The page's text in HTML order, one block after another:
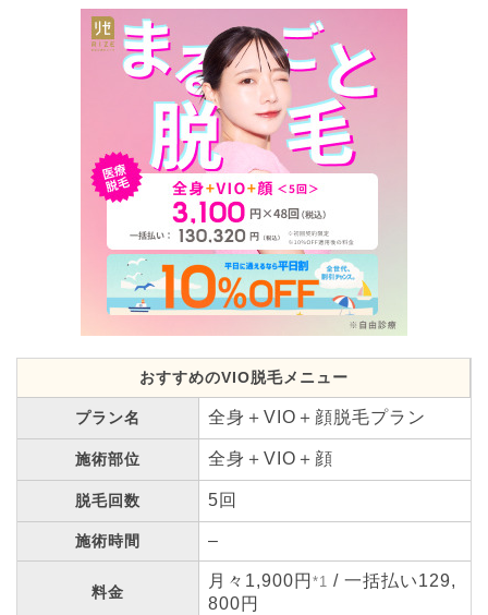
おすすめのVIO脱毛メニュー
プラン名 全身＋VIO＋顔脱毛プラン
施術部位 全身＋VIO＋顔
脱毛回数 5回
施術時間 –
料金
月々1,900円 *1 / 一括払い129,
800円